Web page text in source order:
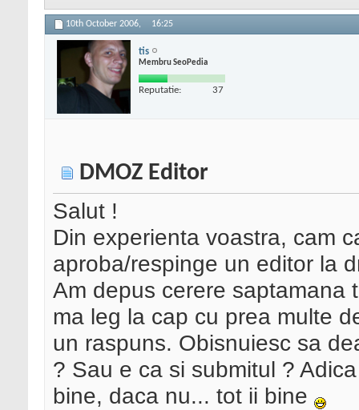
10th October 2006, 16:25
tis
Membru SeoPedia
Reputatie: 37
DMOZ Editor
Salut !
Din experienta voastra, cam
aproba/respinge un editor la
Am depus cerere saptamana
ma leg la cap cu prea multe
un raspuns. Obisnuiesc sa
? Sau e ca si submitul ?
bine, daca nu... tot ii bine